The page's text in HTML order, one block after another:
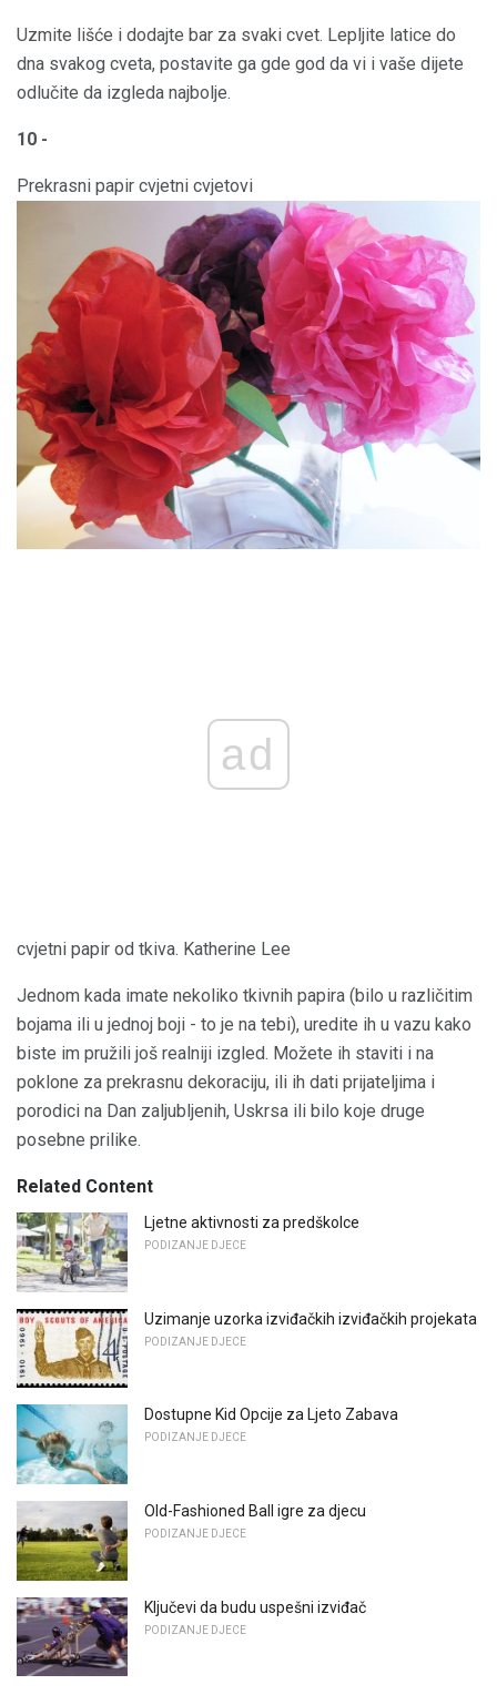
Uzmite lišće i dodajte bar za svaki cvet. Lepljite latice do
dna svakog cveta, postavite ga gde god da vi i vaše dijete
odlučite da izgleda najbolje.
10 -
Prekrasni papir cvjetni cvjetovi
ad
cvjetni papir od tkiva. Katherine Lee
Jednom kada imate nekoliko tkivnih papira (bilo u različitim
bojama ili u jednoj boji - to je na tebi), uredite ih u vazu kako
biste im pružili još realniji izgled. Možete ih staviti i na
poklone za prekrasnu dekoraciju, ili ih dati prijateljima i
porodici na Dan zaljubljenih, Uskrsa ili bilo koje druge
posebne prilike.
Related Content
Ljetne aktivnosti za predškolce
PODIZANJE DJECE
Uzimanje uzorka izviđačkih izviđačkih projekata
PODIZANJE DJECE
Dostupne Kid Opcije za Ljeto Zabava
PODIZANJE DJECE
Old-Fashioned Ball igre za djecu
PODIZANJE DJECE
Ključevi da budu uspešni izviđač
PODIZANJE DJECE